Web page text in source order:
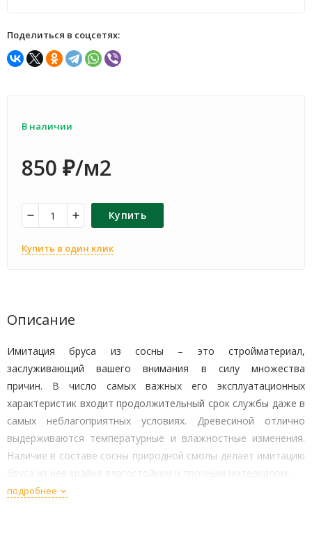
Поделиться в соцсетях:
В наличии
850 ₽/м2
Купить
Купить в один клик
Описание
Имитация бруса из сосны – это стройматериал,
заслуживающий вашего внимания в силу множества
причин. В число самых важных его эксплуатационных
характеристик входит продолжительный срок службы даже в
самых неблагоприятных условиях. Древесиной отлично
выдерживаются температурные и влажностные изменения.
Наличие в составе сосны природной смолы делает имитацию
бруса из нее крайне влагостойким и прочным материалом.
подробнее